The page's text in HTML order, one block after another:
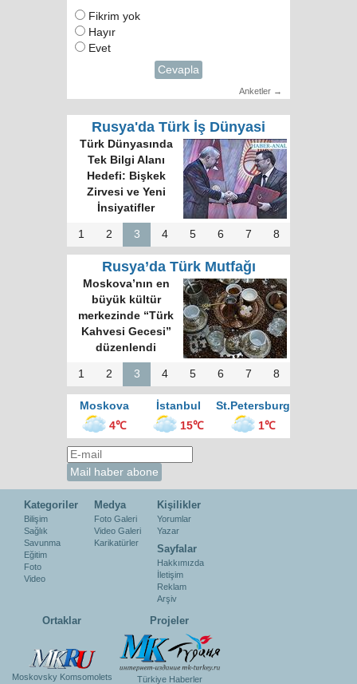
Fikrim yok
Hayır
Evet
Cevapla
Anketler →
Rusya'da Türk İş Dünyasi
Türk Dünyasında
Tek Bilgi Alanı
Hedefi: Bişkek
Zirvesi ve Yeni
İnsiyatifler
1 2 3 4 5 6 7 8
Rusya’da Türk Mutfağı
Moskova’nın en
büyük kültür
merkezinde “Türk
Kahvesi Gecesi”
düzenlendi
1 2 3 4 5 6 7 8
Moskova İstanbul
St.Petersburg
4℃
15℃ 1℃
Kategoriler
Bilişim
Sağlık
Savunma
Eğitim
Foto
Video
Medya
Foto Galeri
Video Galeri
Karikatürler
Kişilikler
Yorumlar
Yazar
Sayfalar
Hakkımızda
İletişim
Reklam
Arşiv
Ortaklar
Moskovsky Komsomolets
Projeler
Türkiye Haberler